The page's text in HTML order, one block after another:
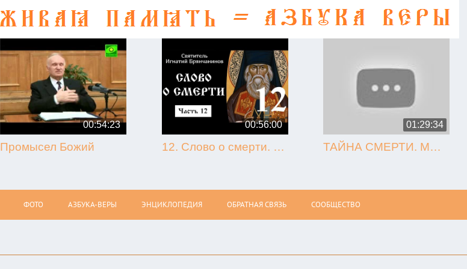
00:54:23
Промысел Божий
00:56:00
12. Слово о смерти. Игнатий Брянчанинов.
01:29:34
ТАЙНА СМЕРТИ. МЫТАРСТВА. ВОСКРЕСЕНИЕ (Олег Стеняев)
ФОТО АЗБУКА-ВЕРЫ ЭНЦИКЛОПЕДИЯ ОБРАТНАЯ СВЯЗЬ СООБЩЕСТВО